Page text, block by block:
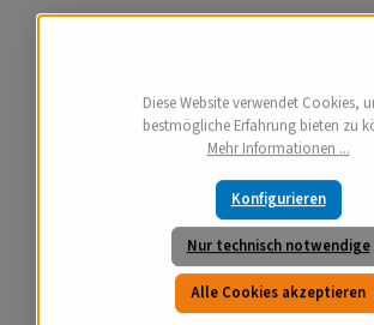
Diese Website verwendet Cookies,
bestmögliche Erfahrung bieten zu
Mehr Informationen ...
Nur technisch notwendige
Konfigurieren
Alle Cookies akzeptieren